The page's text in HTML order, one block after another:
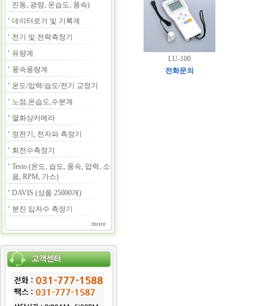
진동, 광량, 온습도, 풍속)
데이터로거 및 기록계
전기 및 전력측정기
유량계
풍속풍량계
온도/압력/습도/전기 교정기
노점,온습도,수분계
열화상카메라
정전기, 전자파 측정기
회전수측정기
Testo (온도, 습도, 풍속, 압력, 소
음, RPM, 가스)
DAVIS (상품 25000개)
분진 입자수 측정기
more
LU-100
전화문의